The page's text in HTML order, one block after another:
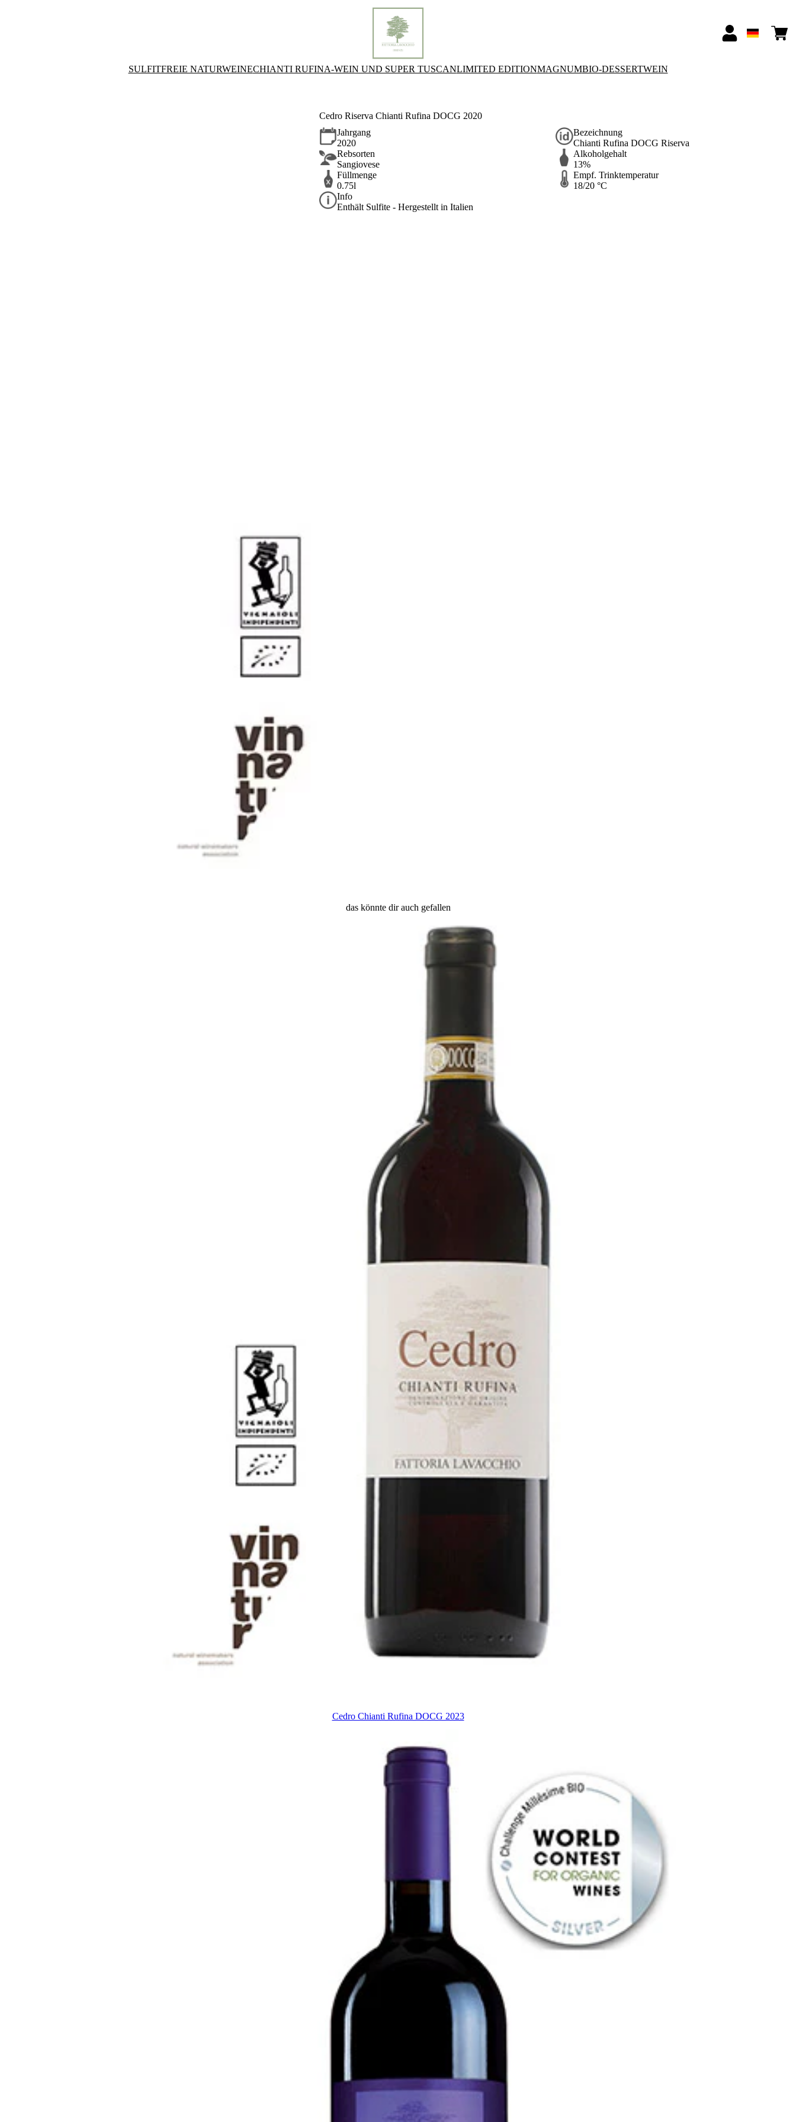
SULFITFREIE NATURWEINECHIANTI RUFINA-WEIN UND SUPER TUSCANLIMITED EDITIONMAGNUMBIO-DESSERTWEIN
Cedro Riserva Chianti Rufina DOCG 2020
Jahrgang
2020
Bezeichnung
Chianti Rufina DOCG Riserva
Rebsorten
Sangiovese
Alkoholgehalt
13%
Füllmenge
0.75l
Empf. Trinktemperatur
18/20 °C
Info
Enthält Sulfite - Hergestellt in Italien
das könnte dir auch gefallen
Cedro Chianti Rufina DOCG 2023